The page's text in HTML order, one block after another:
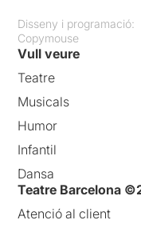
Disseny i programació:
Copymouse
Vull veure
Teatre
Musicals
Humor
Infantil
Dansa
Teatre Barcelona
Atenció al client